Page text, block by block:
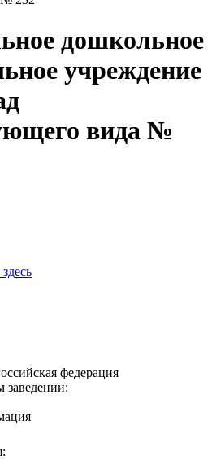
дошкольное
учреждение
вида №
федерация
заведении: